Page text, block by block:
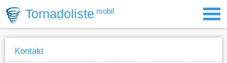
Tornadoliste mobil
Kontakt